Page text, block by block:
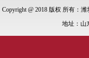
Copyright @ 2018 版权 所有：
地址：山